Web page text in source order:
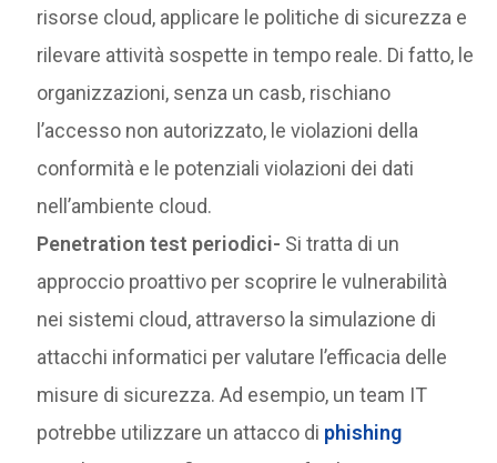
risorse cloud, applicare le politiche di sicurezza e
rilevare attività sospette in tempo reale. Di fatto, le
organizzazioni, senza un casb, rischiano
l’accesso non autorizzato, le violazioni della
conformità e le potenziali violazioni dei dati
nell’ambiente cloud.
Penetration test periodici- Si tratta di un
approccio proattivo per scoprire le vulnerabilità
nei sistemi cloud, attraverso la simulazione di
attacchi informatici per valutare l’efficacia delle
misure di sicurezza. Ad esempio, un team IT
potrebbe utilizzare un attacco di phishing